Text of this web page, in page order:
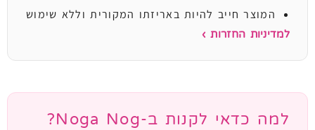
המוצר חייב להיות באריזתו המקורית וללא שימוש
למדיניות החזרות ›
למה כדאי לקנות ב-Noga Nog?